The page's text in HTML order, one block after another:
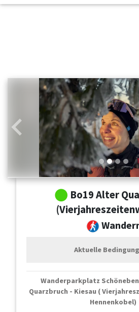
Zurück
Bo19 Alter
Aktuelle
Wanderparkplatz
Quarzbruch - Kiesau (
Hennenkobel)